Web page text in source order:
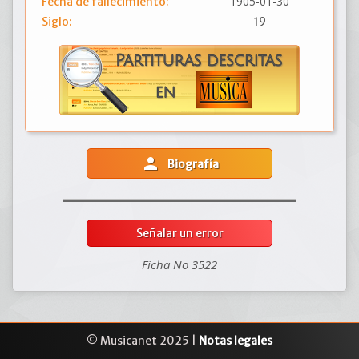
Siglo: 19
person Biografía
Señalar un error
Ficha No 3522
© Musicanet 2025 | Notas legales